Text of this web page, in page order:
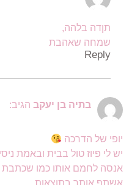
תןדה בלהה,
שמחה שאהבת
Reply
בתיה בן יעקב הגיב:
יופי של הדרכה
יש לי פיוז טול בבית ובאמת
אנסה לחמם אותו כמו שכתבת
אשתף אותך בתוצאות.